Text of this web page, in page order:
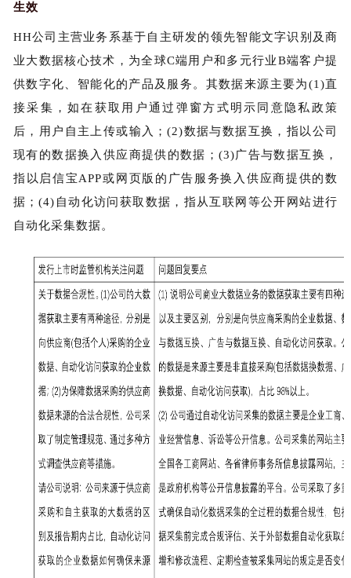
生效
HH公司主营业务系基于自主研发的领先智能文字识别及商
业大数据核心技术，为全球C端用户和多元行业B端客户提
供数字化、智能化的产品及服务。其数据来源主要为(1)直
接采集，如在获取用户通过弹窗方式明示同意隐私政策
后，用户自主上传或输入；(2)数据与数据互换，指以公司
现有的数据换入供应商提供的数据；(3)广告与数据互换，
指以启信宝APP或网页版的广告服务换入供应商提供的数
据；(4)自动化访问获取数据，指从互联网等公开网站进行
自动化采集数据。